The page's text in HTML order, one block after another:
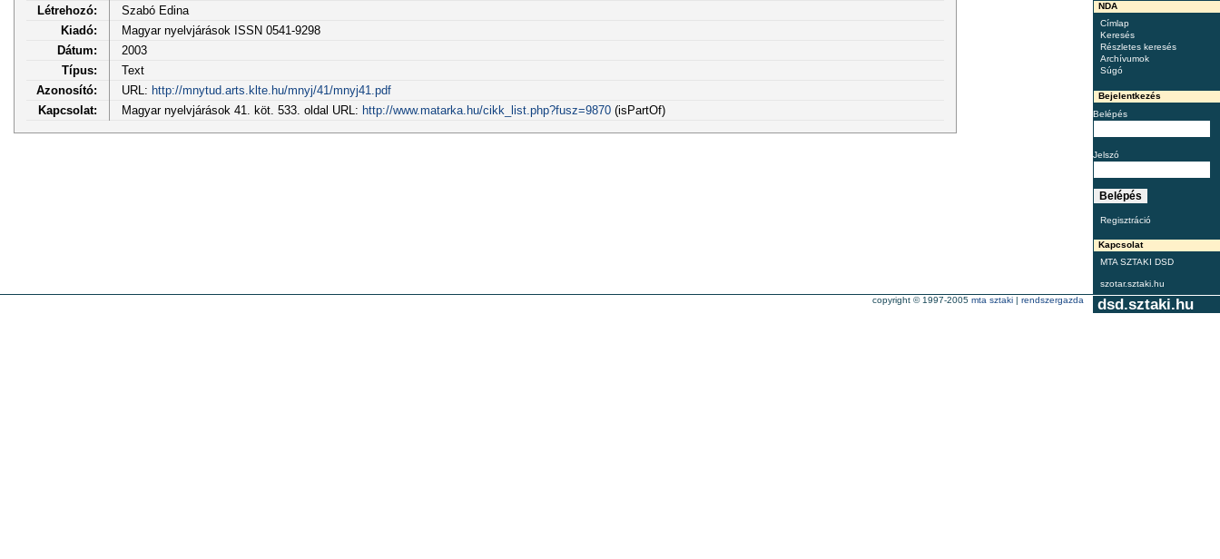
NDA
Címlap
Keresés
Részletes keresés
Archívumok
Súgó
Bejelentkezés
Belépés
Jelszó
Regisztráció
Kapcsolat
MTA SZTAKI DSD
szotar.sztaki.hu
Létrehozó:
Szabó Edina
Kiadó:
Magyar nyelvjárások ISSN 0541-9298
Dátum:
2003
Típus:
Text
Azonosító:
URL: http://mnytud.arts.klte.hu/mnyj/41/mnyj41.pdf
Kapcsolat:
Magyar nyelvjárások 41. köt. 533. oldal URL: http://www.matarka.hu/cikk_list.php?fusz=9870(isPartOf)
dsd.sztaki.hu
copyright © 1997-2005 mta sztaki | rendszergazda